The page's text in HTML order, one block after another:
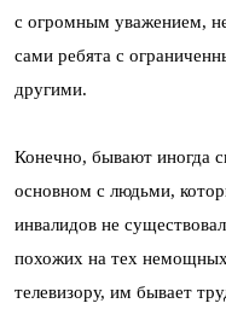
с огромным уважением,
сами ребята с
другими.
Конечно, бывают иногда
основном с людьми,
инвалидов не
похожих на тех
телевизору, им бывает